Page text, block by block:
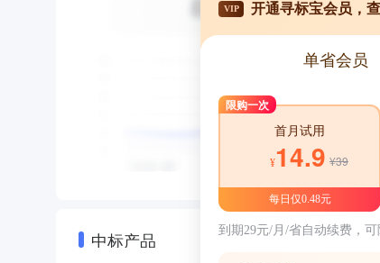
中标产品
VIP 开通寻标宝会员，
单省会员
限购一次
首月试用
¥14.9 ¥39
每日仅0.48元
到期29元/月/省自动续费，可